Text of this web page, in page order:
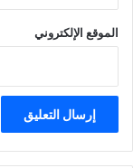
الموقع الإلكتروني